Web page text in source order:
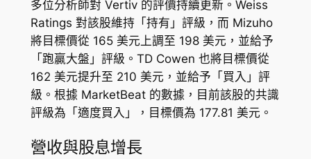
多位分析師對 Vertiv 的評價持續更新。Weiss
Ratings 對該股維持「持有」評級，而 Mizuho
將目標價從 165 美元上調至 198 美元，並給予
「跑贏大盤」評級。TD Cowen 也將目標價從
162 美元提升至 210 美元，並給予「買入」評
級。根據 MarketBeat 的數據，目前該股的共識
評級為「適度買入」，目標價為 177.81 美元。
營收與股息增長